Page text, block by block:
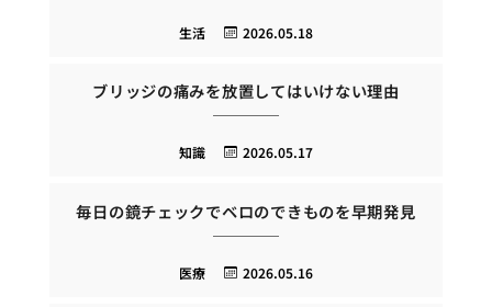
2026.05.18
生活
ブリッジの痛みを放置してはいけない理由
2026.05.17
知識
毎日の鏡チェックでベロのできものを早期発見
2026.05.16
医療